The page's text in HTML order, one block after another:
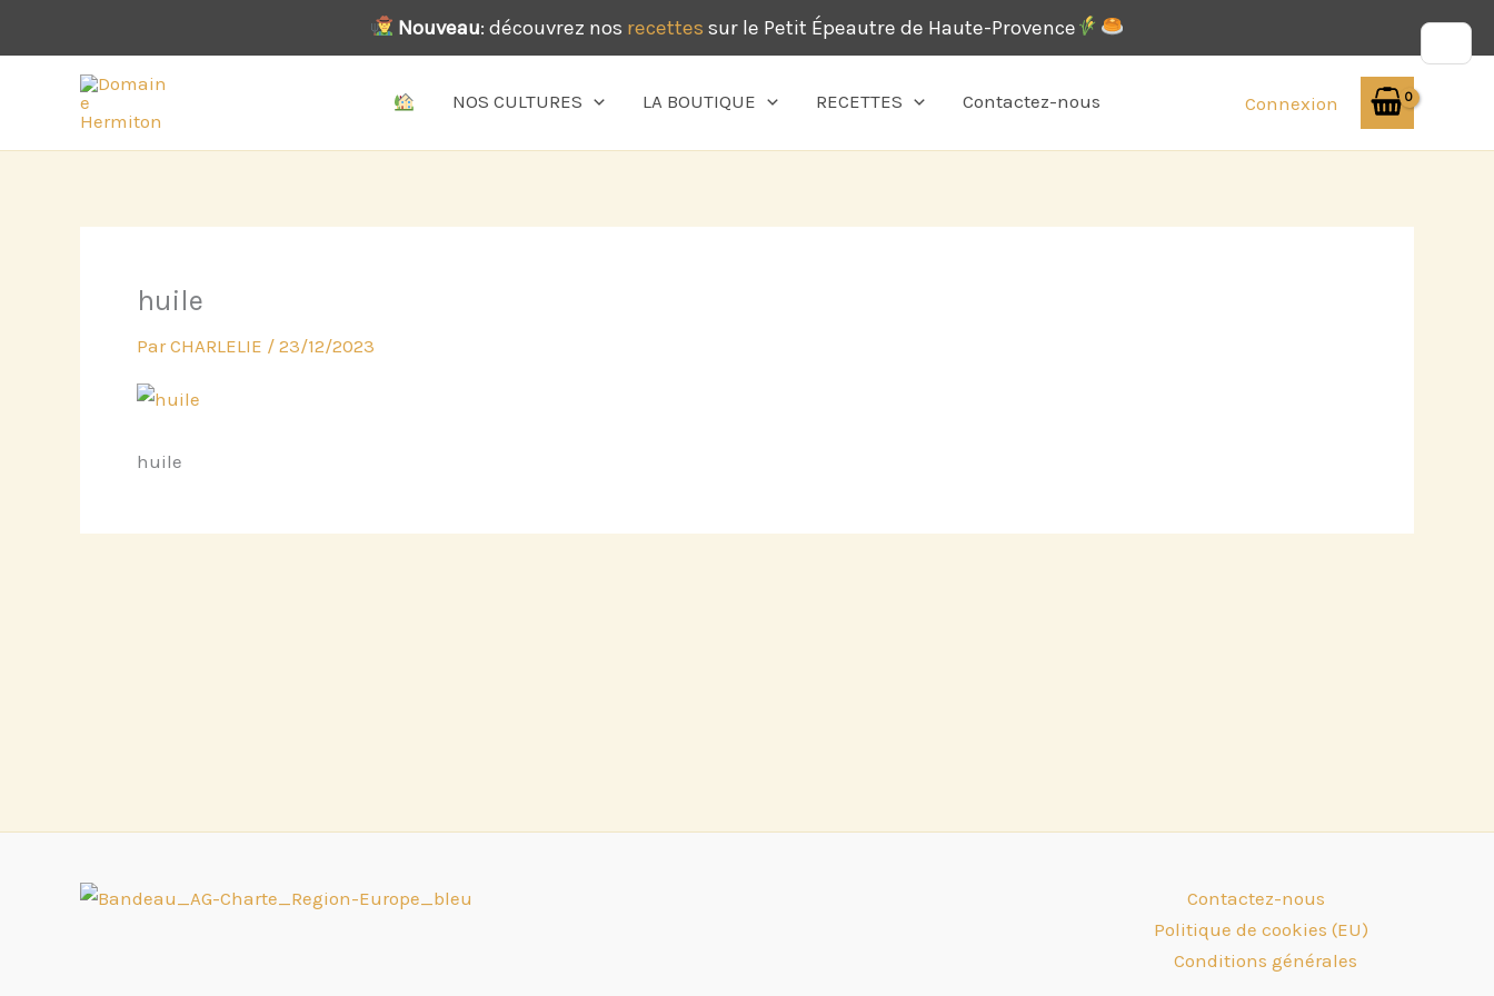
Nouveau: découvrez nos recettes sur le Petit Épeautre de Haute-Provence
NOS CULTURES LA BOUTIQUE RECETTES Contactez-nous Connexion
huile
ParCHARLELIE / 23/12/2023
huile
Contactez-nous
Politique de cookies (EU)
Conditions générales